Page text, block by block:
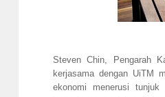
Steven Chin, Pengarah
kerjasama dengan UiTM
ekonomi menerusi